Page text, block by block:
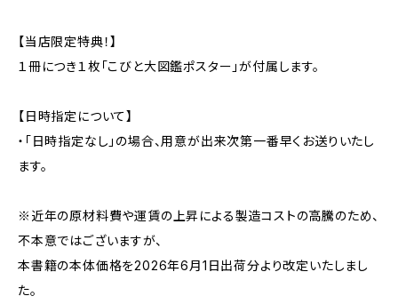
【当店限定特典！】
１冊につき１枚「こびと大図鑑ポスター」が付属します。
【日時指定について】
・「日時指定なし」の場合、用意が出来次第一番早くお送りいたし
ます。
※近年の原材料費や運賃の上昇による製造コストの高騰のため、
不本意ではございますが、
本書籍の本体価格を2026年6月1日出荷分より改定いたしまし
た。